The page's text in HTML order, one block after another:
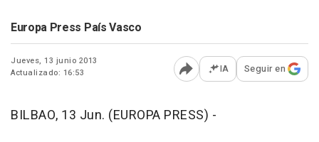
Europa Press País Vasco
Jueves, 13 junio 2013
Actualizado: 16:53
Abrir opciones para
IA Seguir en
BILBAO, 13 Jun. (EUROPA PRESS) -